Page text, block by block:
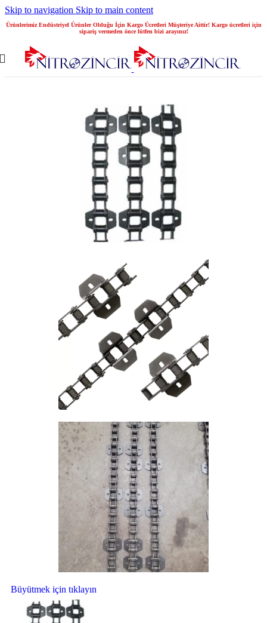
Skip to navigation Skip to main content
Ürünlerimiz Endüstriyel Ürünler Olduğu İçin Kargo Ücretleri Müşteriye Aittir! Kargo ücretleri için
sipariş vermeden önce lütfen bizi arayınız!
Büyütmek için tıklayın